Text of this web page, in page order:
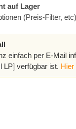
auf Lager
(Preis-Filter,
einfach per E-Mail
LP] verfügbar ist.